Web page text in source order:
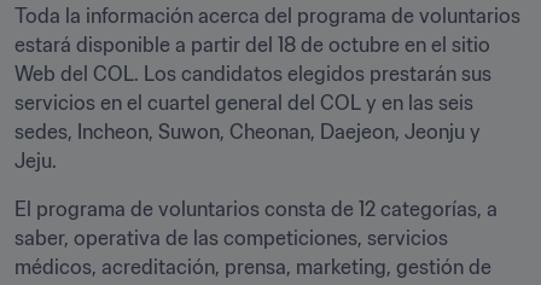
Toda la información acerca del programa de voluntarios
estará disponible a partir del 18 de octubre en el sitio
Web del COL. Los candidatos elegidos prestarán sus
servicios en el cuartel general del COL y en las seis
sedes, Incheon, Suwon, Cheonan, Daejeon, Jeonju y
Jeju.
El programa de voluntarios consta de 12 categorías, a
saber, operativa de las competiciones, servicios
médicos, acreditación, prensa, marketing, gestión de